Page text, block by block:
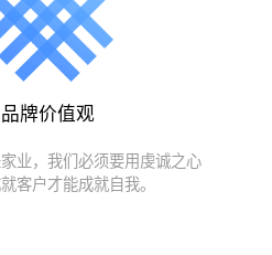
品牌价值观
业，我们必须要用虔诚之心
客户才能成就自我。